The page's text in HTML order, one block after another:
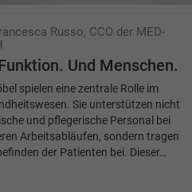
Russo, CCO der MED-
Und Menschen.
spielen eine zentrale Rolle im
Sie unterstützen nicht
und pflegerische Personal bei
Arbeitsabläufen, sondern tragen
der Patienten bei. Dieser…